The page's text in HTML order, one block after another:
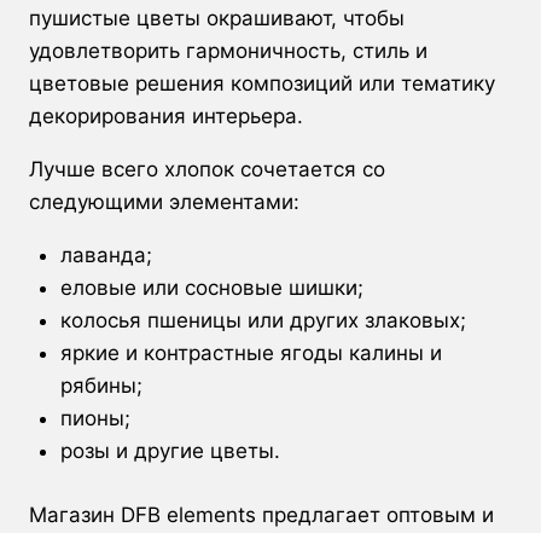
пушистые цветы окрашивают, чтобы
удовлетворить гармоничность, стиль и
цветовые решения композиций или тематику
декорирования интерьера.
Лучше всего хлопок сочетается со
следующими элементами:
лаванда;
еловые или сосновые шишки;
колосья пшеницы или других злаковых;
яркие и контрастные ягоды калины и
рябины;
пионы;
розы и другие цветы.
Магазин DFB elements предлагает оптовым и